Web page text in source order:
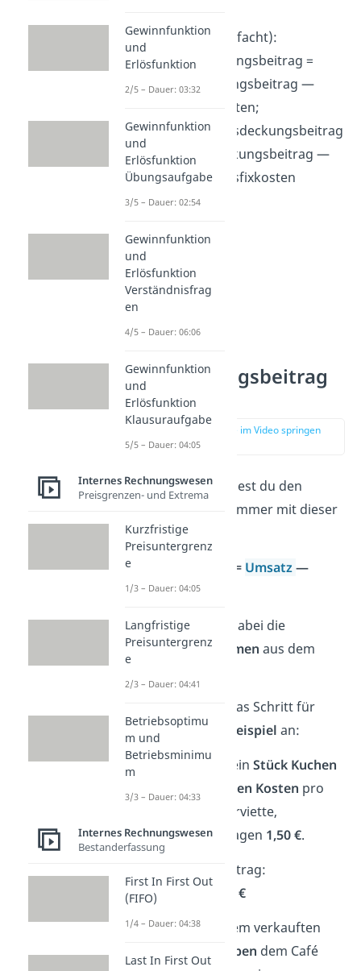
Formel(vereinfacht):
Bereichsdeckungsbeitrag =
Gesamtdeckungsbeitrag —
Bereichsfixkosten;
Unternehmensdeckungsbeitrag
= Bereichsdeckungsbeitrag —
Unternehmensfixkosten
Den Deckungsbeitrag
berechnen
zur Stelle im Video springen
(02:09)
Prinzipiell berechnest du den
Deckungsbeitrag immer mit dieser
Grundformel:
Deckungsbeitrag = Umsatz—
variable Kosten
DerUmsatz
sind dabei die
gesamten Einnahmen aus dem
Schauen wir uns das Schritt für
Schritt an einem
Beispiel an:
Ein Café verkauft ein Stück Kuchen
variablen Kosten pro
Stück (Zutaten, Serviette,
Verpackung) betragen 1,50 €.
Stückdeckungsbeitrag:
4 € — 1,50 € =
2,50 €
Das heißt: Mit jedem verkauften
bleiben dem Café
Gewinnfunktion
und
Erlösfunktion
2/5 – Dauer: 03:32
Gewinnfunktion
und
Erlösfunktion
Übungsaufgabe
3/5 – Dauer: 02:54
Gewinnfunktion
und
Erlösfunktion
Verständnisfrag
en
4/5 – Dauer: 06:06
Gewinnfunktion
und
Erlösfunktion
Klausuraufgabe
5/5 – Dauer: 04:05
Internes Rechnungswesen
Preisgrenzen- und Extrema
Kurzfristige
Preisuntergrenz
e
1/3 – Dauer: 04:05
Langfristige
Preisuntergrenz
e
2/3 – Dauer: 04:41
Betriebsoptimu
m und
Betriebsminimu
m
3/3 – Dauer: 04:33
Internes Rechnungswesen
Bestanderfassung
First In First Out
(FIFO)
1/4 – Dauer: 04:38
Last In First Out